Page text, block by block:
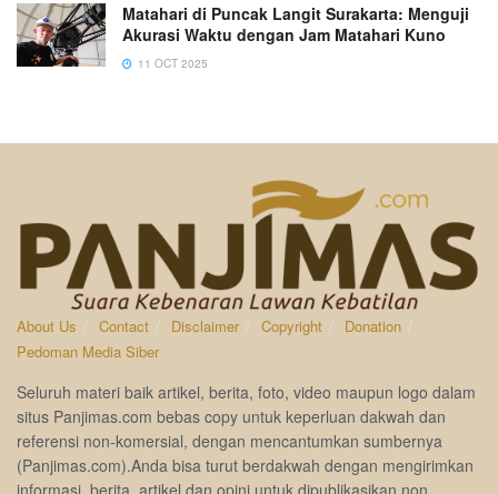
Matahari di Puncak Langit Surakarta: Menguji
Akurasi Waktu dengan Jam Matahari Kuno
11 OCT 2025
About Us Contact Disclaimer Copyright
Donation
Pedoman Media Siber
Seluruh materi baik artikel, berita, foto, video maupun logo dalam
situs Panjimas.com bebas copy untuk keperluan dakwah dan
referensi non-komersial, dengan mencantumkan sumbernya
(Panjimas.com).Anda bisa turut berdakwah dengan mengirimkan
informasi, berita, artikel dan opini untuk dipublikasikan non